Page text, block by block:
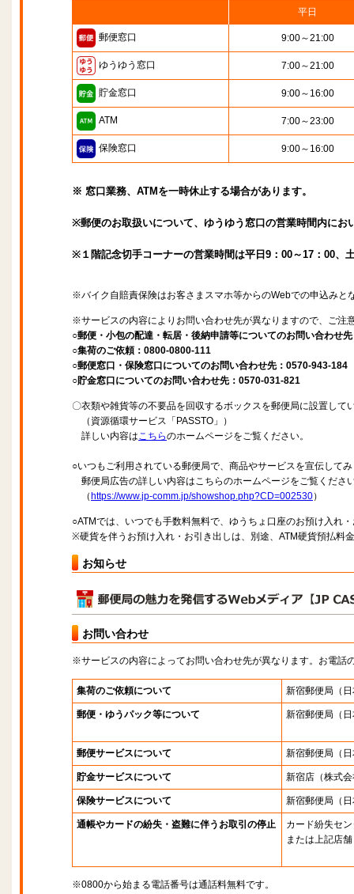
平日
郵便窓口 9:00～21:00
ゆうゆう窓口 7:00～21:00
貯金窓口 9:00～16:00
ATM 7:00～23:00
保険窓口 9:00～16:00
※ 窓口業務、ATMを一時休止する場合があります。
※郵便のお取扱いについて、ゆうゆう窓口の営業時間内に
※１階記念切手コーナーの営業時間は平日9：00～17：00、
※バイク自賠責保険はお客さまスマホ等からのWebでの申込みと
※サービスの内容によりお問い合わせ先が異なりますので、ご注
○郵便・小包の配達・転居・後納申請等についてのお問い合わせ
○集荷のご依頼：0800-0800-111
○郵便窓口・保険窓口についてのお問い合わせ先：0570-943-184
○貯金窓口についてのお問い合わせ先：0570-031-821
〇衣類や雑貨等の不要品を回収するボックスを郵便局に設置して
（資源循環サービス「PASSTO」）
詳しい内容はこちらのホームページをご覧ください。
○いつもご利用されている郵便局で、商品やサービスを宣伝して
郵便局広告の詳しい内容はこちらのホームページをご覧くださ
（ https://www.jp-comm.jp/showshop.php?CD=002530）
○ATMでは、いつでも手数料無料で、ゆうちょ口座のお預け入れ
※硬貨を伴うお預け入れ・お引き出しは、別途、ATM硬貨預払料
お知らせ
お問い合わせ
※サービスの内容によってお問い合わせ先が異なります。お電話
集荷のご依頼について 新宿郵便局 （
郵便・ゆうパック等について 新宿郵便局 （
郵便サービスについて 新宿郵便局 （
貯金サービスについて 新宿店 （株式
保険サービスについて 新宿郵便局 （
通帳やカードの紛失・盗難に伴うお取引の停止
カード紛失セ
または上記店舗
※0800から始まる電話番号は通話料無料です。